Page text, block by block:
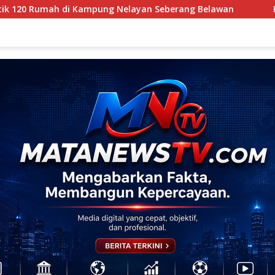
Seberang Belawan Klenteng Kwan Te Kong